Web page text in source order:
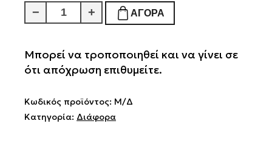
−
Ομάδα
Διαχείρισης
Ο.Δ.Ι.Κ.
ποσότητα
+ ΑΓΟΡΆ
Μπορεί να τροποποιηθεί και να γίνει σε
ότι απόχρωση επιθυμείτε.
Κωδικός προϊόντος: Μ/Δ
Κατηγορία: Διάφορα